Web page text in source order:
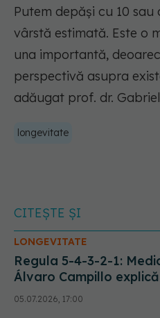
Putem depăși cu 10 sau
vârstă estimată. Este o
una importantă,
perspectivă asupra
adăugat prof. dr.
longevitate
CITEȘTE ȘI
LONGEVITATE
Regula 5-4-3-2-1:
Álvaro Campillo explică
cinci pași simpli care pot
adăuga ani sănătoși
05.07.2026, 17:00